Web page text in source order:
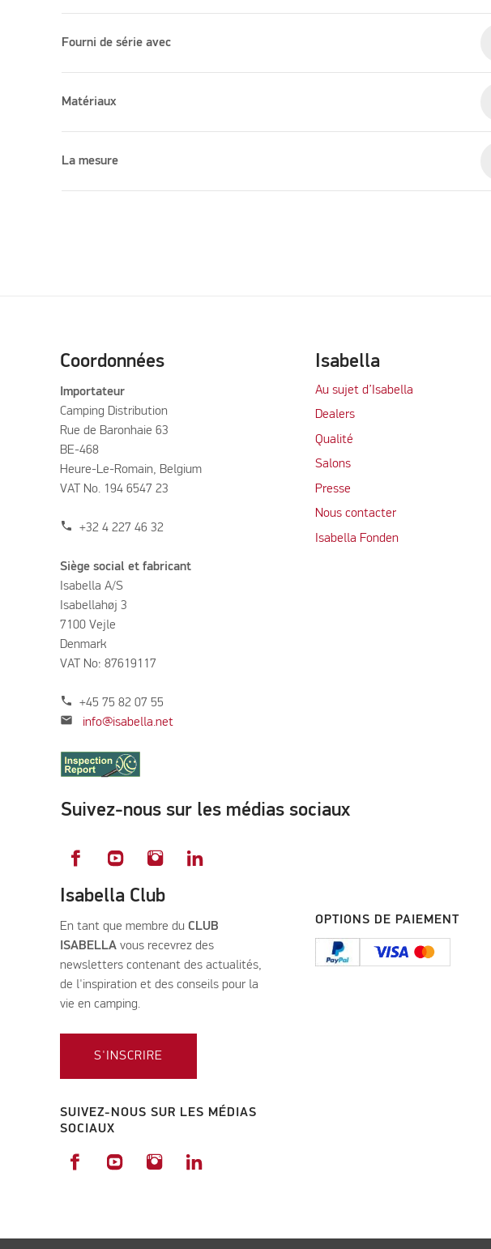
Fourni de série avec
Matériaux
La mesure
Coordonnées
Importateur
Camping Distribution
Rue de Baronhaie 63
BE-468
Heure-Le-Romain, Belgium
VAT No. 194 6547 23
phone +32 4 227 46 32
Siège social et fabricant
Isabella A/S
Isabellahøj 3
7100 Vejle
Denmark
VAT No: 87619117
phone +45 75 82 07 55
mail info@isabella.net
Isabella
Au sujet d’Isabella
Dealers
Qualité
Salons
Presse
Nous contacter
Isabella Fonden
Suivez-nous sur les médias sociaux
Isabella Club
En tant que membre du CLUB
ISABELLA vous recevrez des
newsletters contenant des actualités,
de l'inspiration et des conseils pour la
vie en camping.
S'INSCRIRE
SUIVEZ-NOUS SUR LES MÉDIAS
SOCIAUX
OPTIONS DE PAIEMENT